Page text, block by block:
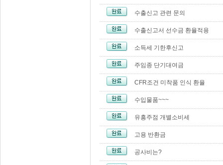
수출신고 관련 문의
수출신고서 선수금 환율적용
소득세 기한후신고
주임종 단기대여금
CFR조건 미착품 인식 환율
수입물품~~~
유흥주점 개별소비세
고용 반환금
공사비는?